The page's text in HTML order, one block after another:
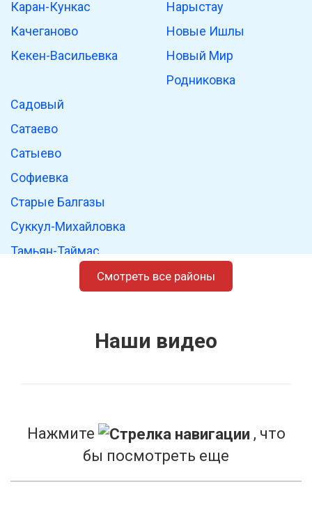
Каран-Кункас
Качеганово
Кекен-Васильевка
Нарыстау
Новые Ишлы
Новый Мир
Родниковка
Садовый
Сатаево
Сатыево
Софиевка
Старые Балгазы
Суккул-Михайловка
Тамьян-Таймас
Уршакбашкарамалы
Чятай-Бурзян
Смотреть все районы
Наши видео
Нажмите
, что
бы посмотреть еще